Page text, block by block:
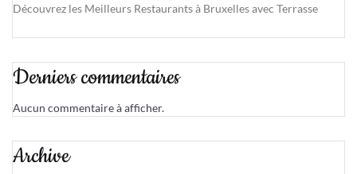
Découvrez les Meilleurs Restaurants à Bruxelles avec Terrasse
Derniers commentaires
Aucun commentaire à afficher.
Archive